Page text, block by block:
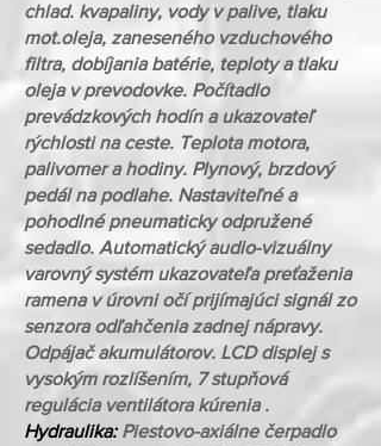
chlad. kvapaliny, vody v palive, tlaku
mot.oleja, zaneseného vzduchového
filtra, dobíjania batérie, teploty a tlaku
oleja v prevodovke. Počítadlo
prevádzkových hodín a ukazovateľ
rýchlosti na ceste. Teplota motora,
palivomer a hodiny. Plynový, brzdový
pedál na podlahe. Nastaviteľné a
pohodlné pneumaticky odpružené
sedadlo. Automatický audio-vizuálny
varovný systém ukazovateľa preťaženia
ramena v úrovni očí prijímajúci signál zo
senzora odľahčenia zadnej nápravy.
Odpájač akumulátorov. LCD displej s
vysokým rozlíšením, 7 stupňová
regulácia ventilátora kúrenia .
Hydraulika:Piestovo-axiálne čerpadlo